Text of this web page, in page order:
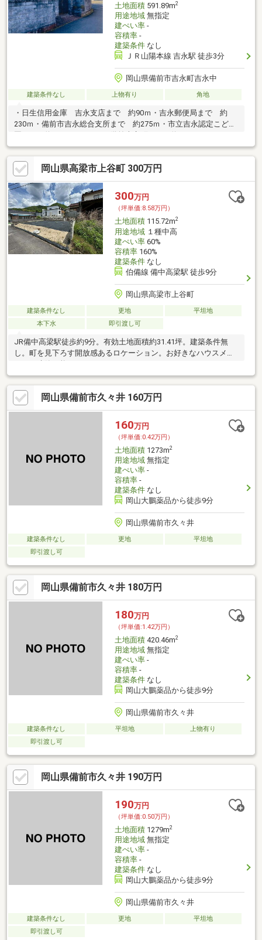
土地面積591.89m2
用途地域無指定
建ぺい率-
容積率-
建築条件なし
ＪＲ山陽本線 吉永駅 徒歩3分
岡山県備前市吉永町吉永中
建築条件なし 上物有り 角地
・日生信用金庫 吉永支店まで 約90ｍ・吉永郵便局まで 約
230ｍ・備前市吉永総合支所まで 約275ｍ・市立吉永認定こども
岡山県高梁市上谷町 300万円
300万円
（坪単価:8.58万円）
土地面積115.72m2
用途地域１種中高
建ぺい率60%
容積率160%
建築条件なし
伯備線 備中高梁駅 徒歩9分
岡山県高梁市上谷町
建築条件なし 更地
平坦地
本下水
即引渡し可
JR備中高梁駅徒歩約9分。有効土地面積約31.41坪。建築条件無
し。町を見下ろす開放感あるロケーション。お好きなハウスメー
カーで建築可能です
岡山県備前市久々井 160万円
160万円
（坪単価:0.42万円）
土地面積1273m2
用途地域無指定
建ぺい率-
容積率-
建築条件なし
岡山大鵬薬品から徒歩9分
岡山県備前市久々井
建築条件なし 更地
平坦地
即引渡し可
岡山県備前市久々井 180万円
180万円
（坪単価:1.42万円）
土地面積420.46m2
用途地域無指定
建ぺい率-
容積率-
建築条件なし
岡山大鵬薬品から徒歩9分
岡山県備前市久々井
建築条件なし 平坦地
上物有り
即引渡し可
岡山県備前市久々井 190万円
190万円
（坪単価:0.50万円）
土地面積1279m2
用途地域無指定
建ぺい率-
容積率-
建築条件なし
岡山大鵬薬品から徒歩9分
岡山県備前市久々井
建築条件なし 更地
平坦地
即引渡し可